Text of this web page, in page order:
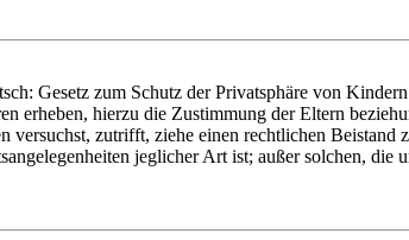
Gesetz zum Schutz der Privatsphäre von
erheben, hierzu die Zustimmung der Eltern
zutrifft, ziehe einen rechtlichen
jeglicher Art ist; außer solchen,